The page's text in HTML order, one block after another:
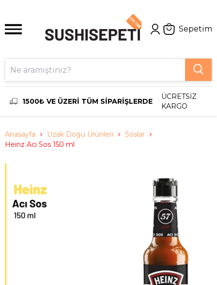
Sepetim
1500₺ VE ÜZERİ TÜM SİPARİŞLERDE
ÜCRETSİZ
KARGO
Anasayfa Uzak Doğu Ürünleri
Soslar
Heinz Acı Sos 150 ml